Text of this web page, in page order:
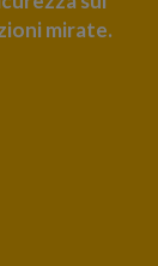
mirate.